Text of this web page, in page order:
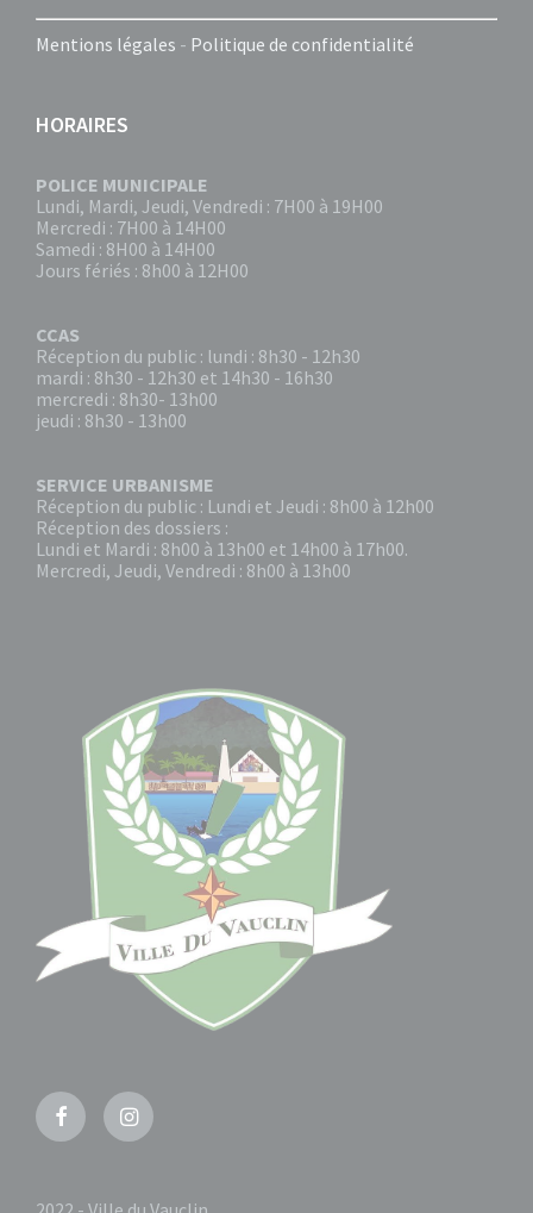
Mentions légales - Politique de confidentialité
HORAIRES
POLICE MUNICIPALE
Lundi, Mardi, Jeudi, Vendredi : 7H00 à 19H00
Mercredi : 7H00 à 14H00
Samedi : 8H00 à 14H00
Jours fériés : 8h00 à 12H00
CCAS
Réception du public : lundi : 8h30 - 12h30
mardi : 8h30 - 12h30 et 14h30 - 16h30
mercredi : 8h30- 13h00
jeudi : 8h30 - 13h00
SERVICE URBANISME
Réception du public : Lundi et Jeudi : 8h00 à 12h00
Réception des dossiers :
Lundi et Mardi : 8h00 à 13h00 et 14h00 à 17h00.
Mercredi, Jeudi, Vendredi : 8h00 à 13h00
FacebookInstagram